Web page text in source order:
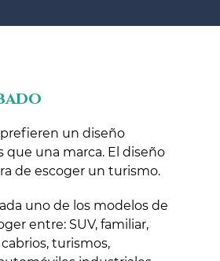
un diseño
que una marca. El diseño
de escoger un turismo.
uno de los modelos de
entre: SUV, familiar,
turismos,